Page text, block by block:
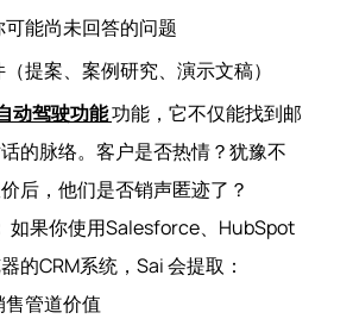
能尚未回答的问题
提案、案例研究、演示文稿）
动驾驶功能功能，它不仅能找到邮
的脉络。客户是否热情？犹豫不
后，他们是否销声匿迹了？
如果你使用Salesforce、HubSpot
的CRM系统，Sai 会提取：
管道价值